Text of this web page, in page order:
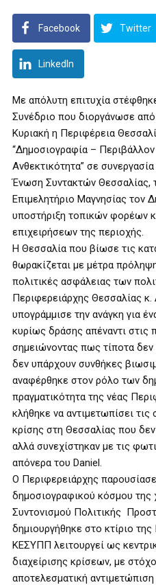
Facebook Twitter
LinkedIn
Με απόλυτη επιτυχία
Συνέδριο που διοργάνωσε
Κυριακή η Περιφέρεια
“Δημοσιογραφία –
Ανθεκτικότητα” σε
Ένωση Συντακτών Θεσσαλίας,
Επιμελητήριο Μαγνησίας τον
υποστήριξη τοπικών φορέων
επιχειρήσεων της περιοχής.
Η Θεσσαλία που βίωσε τις
θωρακίζεται με μέτρα
πολιτικές ασφάλειας των
Περιφερειάρχης Θεσσαλίας
υπογράμμισε την ανάγκη για
κυρίως δράσης απέναντι στις
σημειώνοντας πως τίποτα
δεν υπάρχουν συνθήκες
αναφέρθηκε στον ρόλο των
πραγματικότητα της νέας
κλήθηκε να αντιμετωπίσει
κρίσης στη Θεσσαλίας που
αλλά συνεχίστηκαν με τις
απόνερα του Daniel.
Ο Περιφερειάρχης
δημοσιογραφικού κόσμου
Συντονισμού Πολιτικής
δημιουργήθηκε στο κτίριο
ΚΕΣΥΠΠ λειτουργεί ως
διαχείρισης κρίσεων, με
αποτελεσματική